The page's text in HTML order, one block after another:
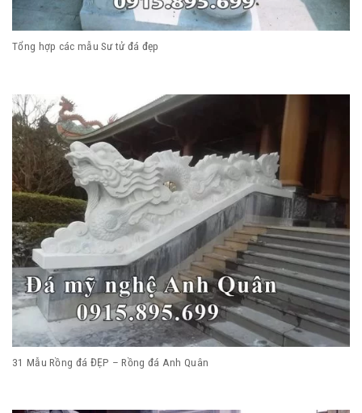
Tổng hợp các mẫu Sư tử đá đẹp
31 Mẫu Rồng đá ĐẸP – Rồng đá Anh Quân